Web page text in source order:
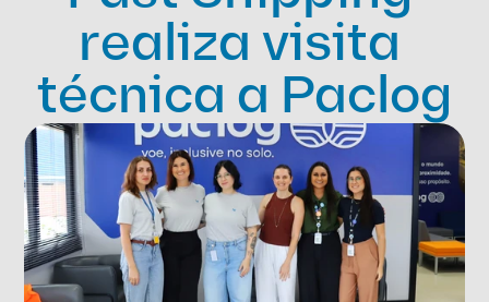
realiza visita
técnica a Paclog